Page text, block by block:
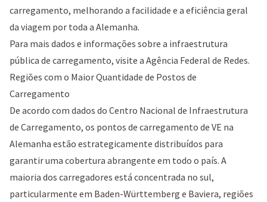
carregamento, melhorando a facilidade e a eficiência geral
da viagem por toda a Alemanha.
Para mais dados e informações sobre a infraestrutura
pública de carregamento, visite a Agência Federal de Redes.
Regiões com o Maior Quantidade de Postos de
Carregamento
De acordo com dados do Centro Nacional de Infraestrutura
de Carregamento, os pontos de carregamento de VE na
Alemanha estão estrategicamente distribuídos para
garantir uma cobertura abrangente em todo o país. A
maioria dos carregadores está concentrada no sul,
particularmente em Baden-Württemberg e Baviera, regiões